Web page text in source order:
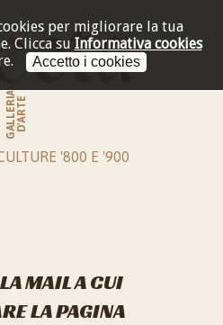
per migliorare la tua
Clicca su Informativa cookies
Accetto i cookies
GALLERIAD'ARTE
'800 E '900
MAIL A CUI
LA PAGINA